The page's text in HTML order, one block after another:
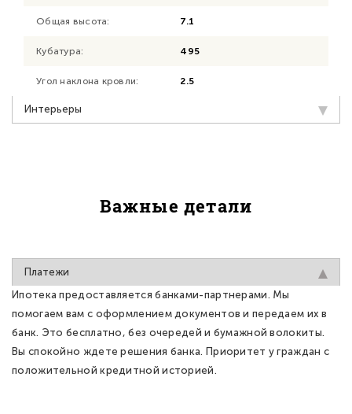
Общая высота: 7.1
Кубатура: 495
Угол наклона кровли: 2.5
Интерьеры
Важные детали
Платежи
Ипотека предоставляется банками-партнерами. Мы
помогаем вам с оформлением документов и передаем их в
банк. Это бесплатно, без очередей и бумажной волокиты.
Вы спокойно ждете решения банка. Приоритет у граждан с
положительной кредитной историей.